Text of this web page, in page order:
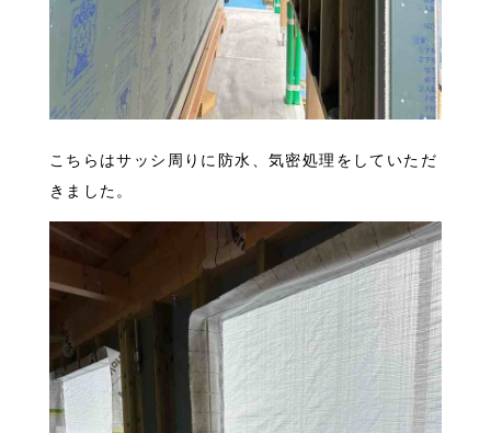
こちらはサッシ周りに防水、気密処理をしていただ
きました。